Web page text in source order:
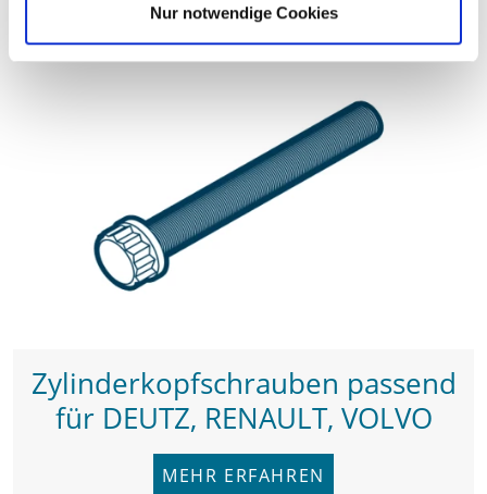
Nur notwendige Cookies
Zylinderkopfschrauben passend
für DEUTZ, RENAULT, VOLVO
MEHR ERFAHREN